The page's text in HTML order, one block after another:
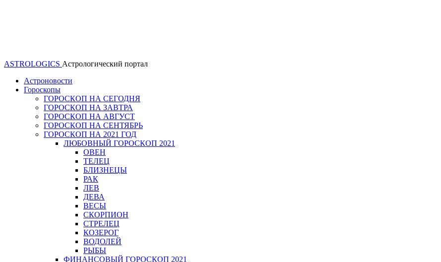
ASTROLOGICS Астрологический портал
Астроновости
Гороскопы
ГОРОСКОП НА СЕГОДНЯ
ГОРОСКОП НА ЗАВТРА
ГОРОСКОП НА АВГУСТ
ГОРОСКОП НА СЕНТЯБРЬ
ГОРОСКОП НА 2021 ГОД
ЛЮБОВНЫЙ ГОРОСКОП 2021
ОВЕН
ТЕЛЕЦ
БЛИЗНЕЦЫ
РАК
ЛЕВ
ДЕВА
ВЕСЫ
СКОРПИОН
СТРЕЛЕЦ
КОЗЕРОГ
ВОДОЛЕЙ
РЫБЫ
ФИНАНСОВЫЙ ГОРОСКОП 2021